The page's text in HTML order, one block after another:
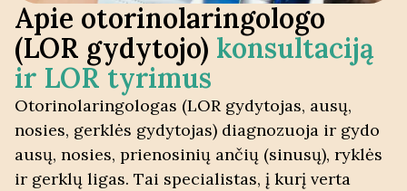
Apie otorinolaringologo
(LOR gydytojo) konsultaciją
ir LOR tyrimus
Otorinolaringologas (LOR gydytojas, ausų,
nosies, gerklės gydytojas) diagnozuoja ir gydo
ausų, nosies, prienosinių ančių (sinusų), ryklės
ir gerklų ligas. Tai specialistas, į kurį verta